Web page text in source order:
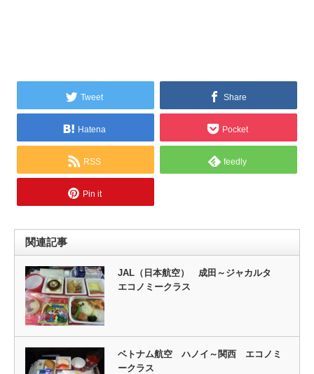
Tweet Share
Hatena Pocket
RSS feedly
Pin it
関連記事
JAL（日本航空） 成田～ジャカルタ
エコノミークラス
ベトナム航空 ハノイ～関西 エコノミ
ークラス